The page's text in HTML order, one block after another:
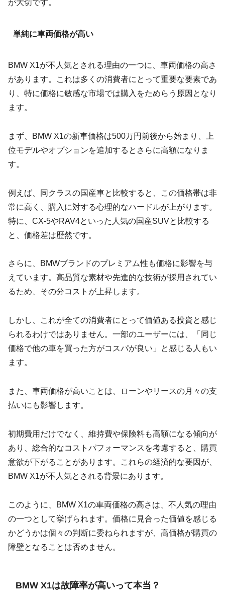
が大切です。
単純に車両価格が高い
BMW X1が不人気とされる理由の一つに、車両価格の高さ
があります。これは多くの消費者にとって重要な要素であ
り、特に価格に敏感な市場では購入をためらう原因となり
ます。
まず、BMW X1の新車価格は500万円前後から始まり、上
位モデルやオプションを追加するとさらに高額になりま
す。
例えば、同クラスの国産車と比較すると、この価格帯は非
常に高く、購入に対する心理的なハードルが上がります。
特に、CX-5やRAV4といった人気の国産SUVと比較する
と、価格差は歴然です。
さらに、BMWブランドのプレミアム性も価格に影響を与
えています。高品質な素材や先進的な技術が採用されてい
るため、その分コストが上昇します。
しかし、これが全ての消費者にとって価値ある投資と感じ
られるわけではありません。一部のユーザーには、「同じ
価格で他の車を買った方がコスパが良い」と感じる人もい
ます。
また、車両価格が高いことは、ローンやリースの月々の支
払いにも影響します。
初期費用だけでなく、維持費や保険料も高額になる傾向が
あり、総合的なコストパフォーマンスを考慮すると、購買
意欲が下がることがあります。これらの経済的な要因が、
BMW X1が不人気とされる背景にあります。
このように、BMW X1の車両価格の高さは、不人気の理由
の一つとして挙げられます。価格に見合った価値を感じる
かどうかは個々の判断に委ねられますが、高価格が購買の
障壁となることは否めません。
BMW X1は故障率が高いって本当？